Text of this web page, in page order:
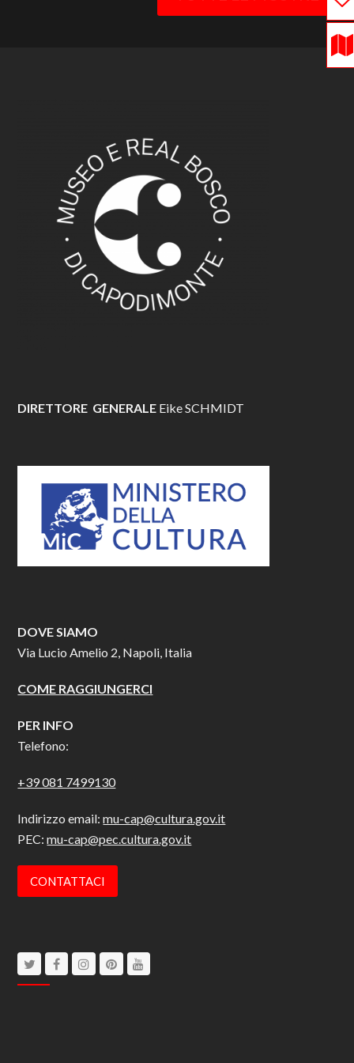
DIRETTORE GENERALE Eike SCHMIDT
DOVE SIAMO
Via Lucio Amelio 2, Napoli, Italia
COME RAGGIUNGERCI
PER INFO
Telefono:
+39 081 7499130
Indirizzo email:mu-cap@cultura.gov.it
PEC:mu-cap@pec.cultura.gov.it
CONTATTACI
TwitterFacebookInstagram
Pinterest